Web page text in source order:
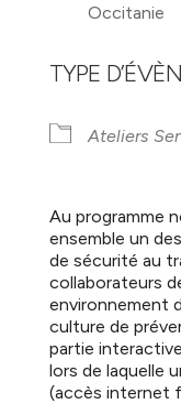
Occitanie
TYPE
Ateliers
Au programme
ensemble un
de sécurité au
collaborateurs
environnement
culture de
partie
lors de laquelle
(accès internet